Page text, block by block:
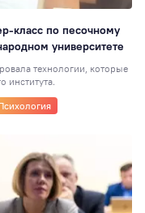
класс по песочному
университете
технологии, которые
института.